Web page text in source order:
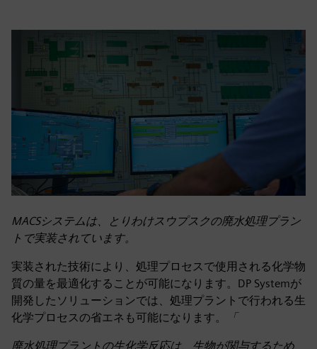
MACSシステムは、とりわけスウプスクの廃水処理プラン
トで実装されています。
実装された技術により、処理プロセスで使用される化学物
質の量を最適化することが可能になります。DP Systemが
開発したソリューションでは、処理プラントで行われる生
化学プロセスの省エネも可能になります。
「
廃水処理プラントの生化学反応は、生物が関与するため、